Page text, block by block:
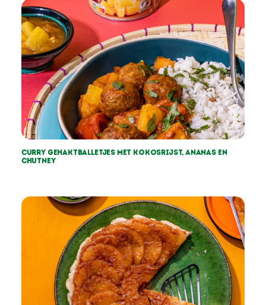
Curry gehaktballetjes met kokosrijst, ananas en
chutney